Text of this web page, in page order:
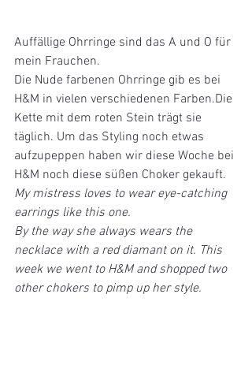
Auffällige Ohrringe sind das A und O für
mein Frauchen.
Die Nude farbenen Ohrringe gib es bei
H&M in vielen verschiedenen Farben.Die
Kette mit dem roten Stein trägt sie
täglich. Um das Styling noch etwas
aufzupeppen haben wir diese Woche bei
H&M noch diese süßen Choker gekauft.
My mistress loves to wear eye-catching
earrings like this one.
By the way she always wears the
necklace with a red diamant on it. This
week we went to H&M and shopped two
other chokers to pimp up her style.